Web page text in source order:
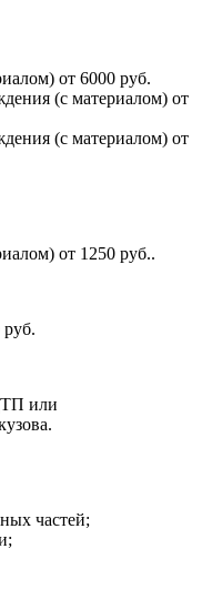
от 6000 руб.
(с материалом) от
(с материалом) от
от 1250 руб..
руб.
или
частей;